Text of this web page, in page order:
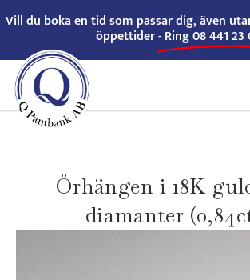
Vill du boka en tid som passar dig, även
öppettider -Ring 08 441 23
Örhängen i 18K
diamanter